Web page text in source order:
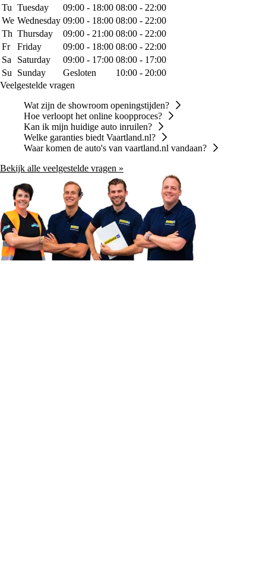
Tu Tuesday 09:00 - 18:00 08:00 - 22:00
We Wednesday 09:00 - 18:00 08:00 - 22:00
Th Thursday 09:00 - 21:00 08:00 - 22:00
Fr
Friday 09:00 - 18:00 08:00 - 22:00
Sa
Saturday 09:00 - 17:00 08:00 - 17:00
Su
Sunday Gesloten
10:00 - 20:00
Veelgestelde vragen
Wat zijn de showroom openingstijden?
Hoe verloopt het online koopproces?
Kan ik mijn huidige auto inruilen?
Welke garanties biedt Vaartland.nl?
Waar komen de auto's van vaartland.nl vandaan?
Bekijk alle veelgestelde vragen »